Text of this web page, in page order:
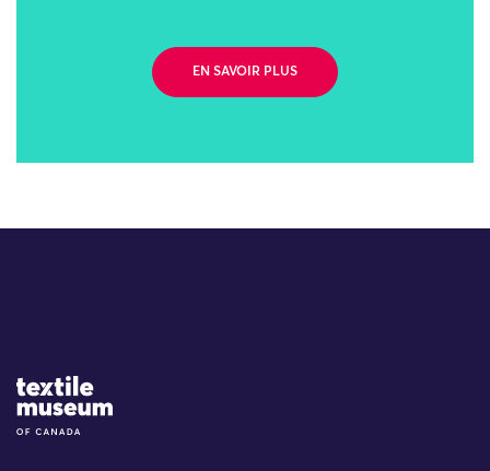
EN SAVOIR PLUS
Site Logo